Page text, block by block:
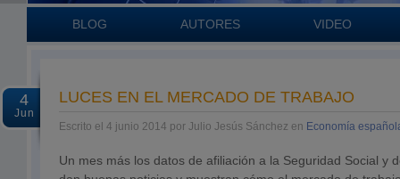
BLOG AUTORES VIDEO
4
Jun
LUCES EN EL MERCADO DE TRABAJO
Escrito el 4 junio 2014 por Julio Jesús Sánchez en Economía
Un mes más los datos de afiliación a la Seguridad Social y